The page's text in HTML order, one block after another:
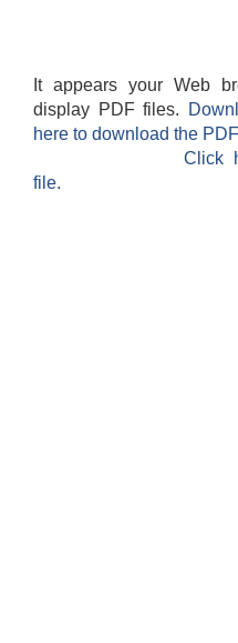
It appears your Web
display PDF files.
here to download the
Click
file.